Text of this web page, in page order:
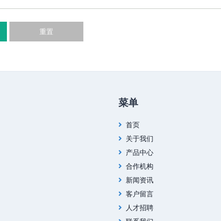
重置
菜单
首页
关于我们
产品中心
合作机构
新闻资讯
客户留言
人才招聘